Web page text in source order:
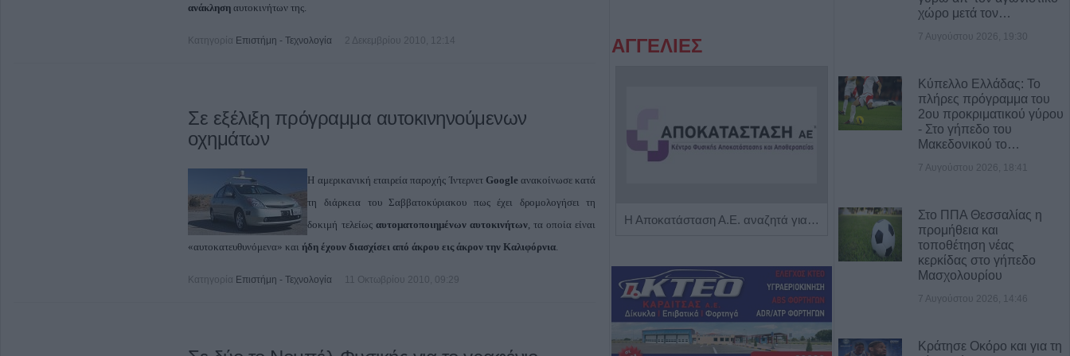
ανάκλησηαυτοκινήτων της.
Κατηγορία Επιστήμη - Τεχνολογία 2 Δεκεμβρίου 2010, 12:14
Σε εξέλιξη πρόγραμμα αυτοκινηνούμενων
οχημάτων
Η αμερικανική εταιρεία παροχής Ίντερνετ Googleανακοίνωσε κατά
τη διάρκεια του Σαββατοκύριακου πως έχει δρομολογήσει τη
δοκιμή τελείως αυτοματοποιημένων αυτοκινήτων, τα οποία είναι
«αυτοκατευθυνόμενα» καιήδη έχουν διασχίσει από άκρου εις άκρον την Καλιφόρνια.
Κατηγορία Επιστήμη - Τεχνολογία 11 Οκτωβρίου 2010, 09:29
ΑΓΓΕΛΙΕΣ
Η Αποκατάσταση Α.Ε. αναζητά για εργασία Νοσηλευτές και Βοηθούς Νοσηλευτές Πωλείται μονοκατοικία τριών επιπέδων στο καταπράσινο Πευκόφυτο Καρδίτσας
χώρο μετά τον…
7 Αυγούστου 2026, 19:30
Κύπελλο Ελλάδας: Το
πλήρες πρόγραμμα του
2ου προκριματικού γύρου
- Στο γήπεδο του
Μακεδονικού το…
7 Αυγούστου 2026, 18:41
Στο ΠΠΑ Θεσσαλίας η
προμήθεια και
τοποθέτηση νέας
κερκίδας στο γήπεδο
Μασχολουρίου
7 Αυγούστου 2026, 14:46
Κράτησε Οκόρο και για τη